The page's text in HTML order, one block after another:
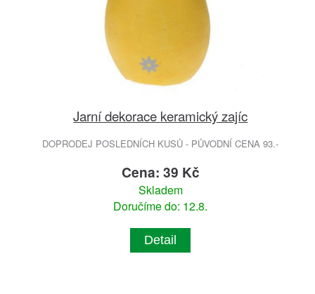
Jarní dekorace keramický zajíc
DOPRODEJ POSLEDNÍCH KUSŮ - PŮVODNÍ CENA 93.-
Cena: 39 Kč
Skladem
Doručíme do: 12.8.
Detail